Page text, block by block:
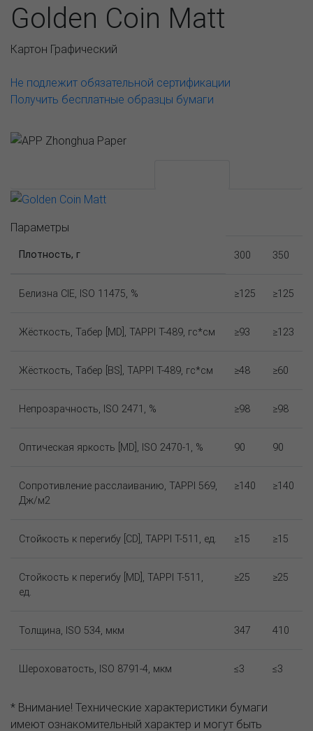
Golden Coin Matt
Картон Графический
Не подлежит обязательной сертификации
Получить бесплатные образцы бумаги
Параметры
Плотность, г 300 350
Белизна CIE, ISO 11475, % ≥125 ≥125
Жёсткость, Табер [MD], TAPPI T-489, гс*см ≥93 ≥123
Жёсткость, Табер [BS], TAPPI T-489, гс*см ≥48 ≥60
Непрозрачность, ISO 2471, % ≥98 ≥98
Оптическая яркость [MD], ISO 2470-1, % 90 90
Сопротивление расслаиванию, TAPPI 569,
Дж/м2
≥140 ≥140
Стойкость к перегибу [CD], TAPPI T-511, ед. ≥15 ≥15
Стойкость к перегибу [MD], TAPPI T-511,
ед.
≥25 ≥25
Толщина, ISO 534, мкм 347 410
Шероховатость, ISO 8791-4, мкм ≤3 ≤3
* Внимание! Технические характеристики бумаги
имеют ознакомительный характер и могут быть